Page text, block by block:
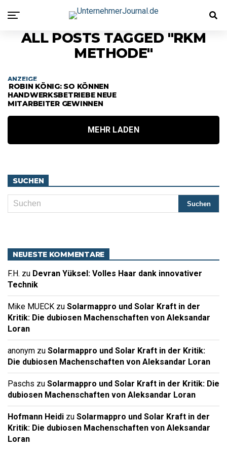
ALL POSTS TAGGED "RKM
METHODE"
ANZEIGE
ROBIN KÖNIG: SO KÖNNEN
HANDWERKSBETRIEBE NEUE
MITARBEITER GEWINNEN
MEHR LADEN
SUCHEN
NEUESTE KOMMENTARE
F.H. zu Devran Yüksel: Volles Haar dank innovativer
Technik
Mike MUECK zu Solarmappro und Solar Kraft in der
Kritik: Die dubiosen Machenschaften von Aleksandar
Loran
anonym zu Solarmappro und Solar Kraft in der Kritik:
Die dubiosen Machenschaften von Aleksandar Loran
Paschs zu Solarmappro und Solar Kraft in der Kritik: Die
dubiosen Machenschaften von Aleksandar Loran
Hofmann Heidi zu Solarmappro und Solar Kraft in der
Kritik: Die dubiosen Machenschaften von Aleksandar
Loran